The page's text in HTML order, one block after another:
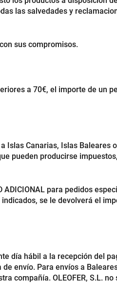
las salvedades y
sus compromisos.
a 70€, el importe de un
Canarias, Islas
pueden producirse
ADICIONAL para pedidos
se le devolverá el
día hábil a la recepción del
envío. Para envíos a
compañía. OLEOFER, S.L.